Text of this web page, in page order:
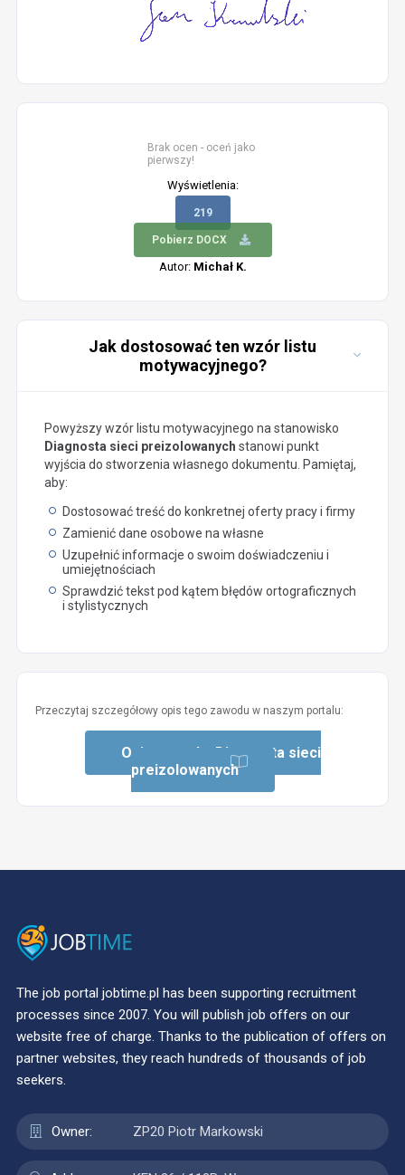
Brak ocen - oceń jako
pierwszy!
Wyświetlenia:
219
Pobierz DOCX
Autor: Michał K.
Jak dostosować ten wzór listu
motywacyjnego?
Powyższy wzór listu motywacyjnego na stanowisko
Diagnosta sieci preizolowanych stanowi punkt
wyjścia do stworzenia własnego dokumentu. Pamiętaj,
aby:
Dostosować treść do konkretnej oferty pracy i firmy
Zamienić dane osobowe na własne
Uzupełnić informacje o swoim doświadczeniu i
umiejętnościach
Sprawdzić tekst pod kątem błędów ortograficznych
i stylistycznych
Przeczytaj szczegółowy opis tego zawodu w naszym portalu:
Opis zawodu: Diagnosta sieci
preizolowanych
The job portal jobtime.pl has been supporting recruitment
processes since 2007. You will publish job offers on our
website free of charge. Thanks to the publication of offers on
partner websites, they reach hundreds of thousands of job
seekers.
Owner: ZP20 Piotr Markowski